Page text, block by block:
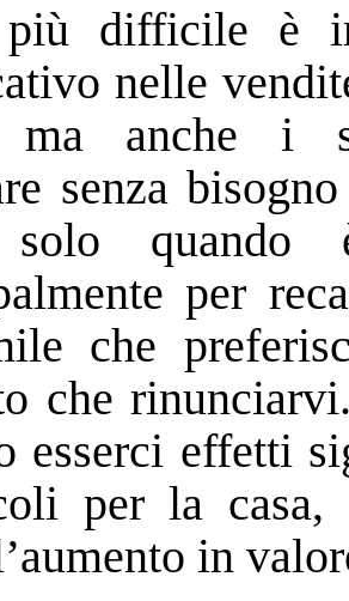
difficile è
nelle
anche i
senza
quando è
per
che
che
esserci effetti
per la casa,
in